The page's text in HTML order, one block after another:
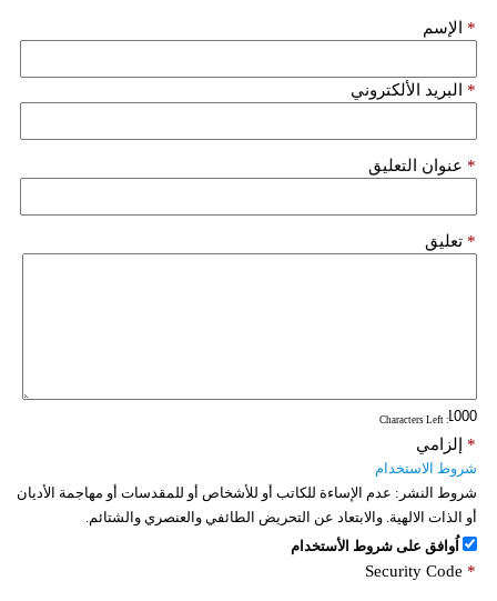
الإسم *
البريد الألكتروني *
عنوان التعليق *
تعليق *
: Characters Left
إلزامي *
شروط الاستخدام
شروط النشر: عدم الإساءة للكاتب أو للأشخاص أو للمقدسات أو مهاجمة الأديان
أو الذات الالهية. والابتعاد عن التحريض الطائفي والعنصري والشتائم.
اُوافق على شروط الأستخدام
Security Code *